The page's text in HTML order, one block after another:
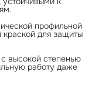
профильной
краской для защиты
высокой степенью
работу даже